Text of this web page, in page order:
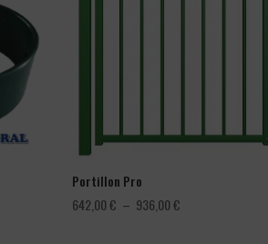
Portillon Pro
642,00€ – 936,00€